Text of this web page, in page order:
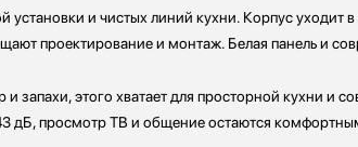
и чистых линий кухни. Корпус уходит
проектирование и монтаж. Белая панель и
запахи, этого хватает для просторной кухни и
дБ, просмотр ТВ и общение остаются